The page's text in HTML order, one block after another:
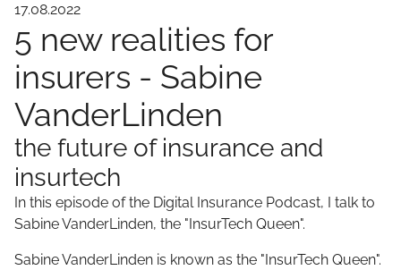
17.08.2022
5 new realities for
insurers - Sabine
VanderLinden
the future of insurance and
insurtech
In this episode of the Digital Insurance Podcast, I talk to
Sabine VanderLinden, the "InsurTech Queen".
Sabine VanderLinden is known as the "InsurTech Queen".